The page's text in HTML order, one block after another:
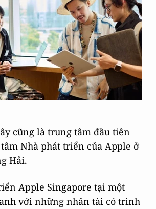
cũng là trung tâm đầu tiên
Nhà phát triển của Apple ở
Hải.
Apple Singapore tại một
với những nhân tài có trình